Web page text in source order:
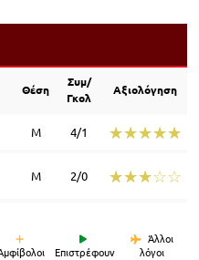
Θέση
Συμ/
Γκολ
Αξιολόγηση
Μ 4/1 ☆☆☆☆☆
★★★★★
Μ 2/0 ☆☆☆☆☆
★★★★★
Επιστρέφουν
Άλλοι
λόγοι